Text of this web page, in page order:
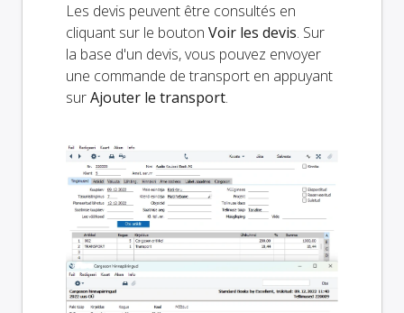
Les devis peuvent être consultés en
cliquant sur le bouton Voir les devis. Sur
la base d'un devis, vous pouvez envoyer
une commande de transport en appuyant
surAjouter le transport.